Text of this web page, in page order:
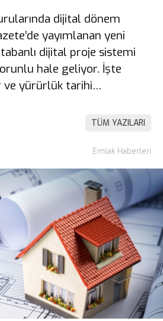
dijital dönem
yayımlanan yeni
dijital proje sistemi
hale geliyor. İşte
ve yürürlük tarihi…
TÜM YAZILARI
Emlak Haberleri